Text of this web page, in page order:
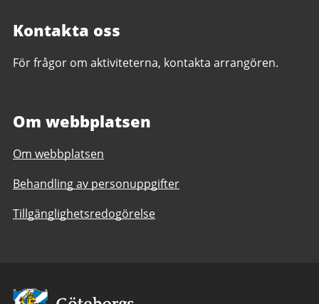
Kontakta oss
För frågor om aktiviteterna, kontakta arrangören.
Om webbplatsen
Om webbplatsen
Behandling av personuppgifter
Tillgänglighetsredogörelse
Avsändare